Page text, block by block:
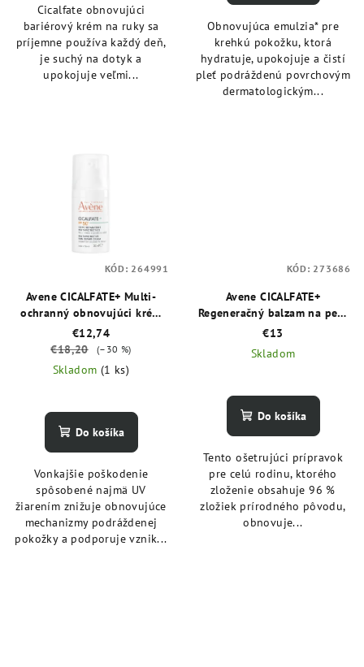
Cicalfate obnovujúci
bariérový krém na ruky sa
príjemne používa každý deň,
je suchý na dotyk a
upokojuje veľmi...
Obnovujúca emulzia* pre
krehkú pokožku, ktorá
hydratuje, upokojuje a čistí
pleť podráždenú povrchovým
dermatologickým...
Avene CICALFATE+ Multi-
ochranný obnovujúci krém
SPF 50+ 30 ml
€12,74
€18,20
(–30 %)
Skladom (1 ks)
Do košíka
Vonkajšie poškodenie
spôsobené najmä UV
žiarením znižuje obnovujúce
mechanizmy podráždenej
pokožky a podporuje vznik...
KÓD: 264991
Avene CICALFATE+
Regeneračný balzam na pery
12 ml
€13
Skladom
Do košíka
Tento ošetrujúci prípravok
pre celú rodinu, ktorého
zloženie obsahuje 96 %
zložiek prírodného pôvodu,
obnovuje...
KÓD: 273686